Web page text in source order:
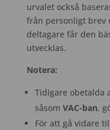
urvalet också
från personligt brev
deltagare får den
utvecklas.
Notera:
Tidigare obetalda
såsom VAC-ban,
För att gå vidare